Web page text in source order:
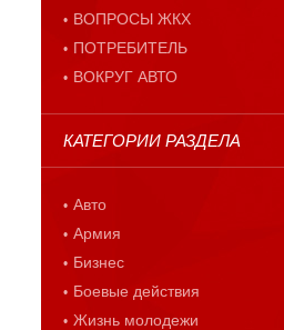
ВОПРОСЫ ЖКХ
ПОТРЕБИТЕЛЬ
ВОКРУГ АВТО
КАТЕГОРИИ РАЗДЕЛА
Авто
Армия
Бизнес
Боевые действия
Жизнь молодежи